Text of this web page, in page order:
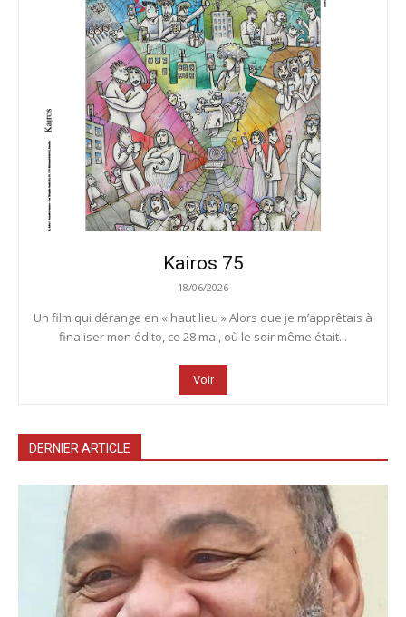
Kairos 75
18/06/2026
Un film qui dérange en « haut lieu » Alors que je m’apprêtais à
finaliser mon édito, ce 28 mai, où le soir même était...
Voir
DERNIER ARTICLE